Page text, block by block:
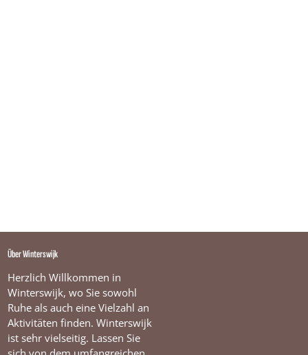
Über Winterswijk
Herzlich Willkommen in
Winterswijk, wo Sie sowohl
Ruhe als auch eine Vielzahl an
Aktivitäten finden. Winterswijk
ist sehr vielseitig. Lassen Sie